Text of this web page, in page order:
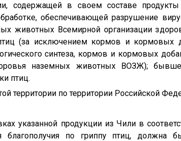
содержащей в своем составе
обеспечивающей разрушение
животных Всемирной организации
(за исключением кормов и кормовых
синтеза, кормов и кормовых
наземных животных ВОЗЖ);
птиц.
территории по территории Российской
указанной продукции из Чили в
благополучия по гриппу птиц, должна